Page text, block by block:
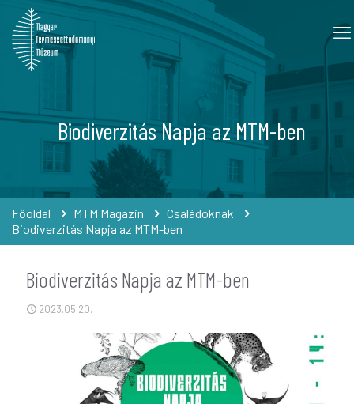
Biodiverzitás Napja az MTM-ben
Főoldal MTM Magazin
Családoknak
Biodiverzitás Napja az MTM-ben
Biodiverzitás Napja az MTM-ben
2023.05.20.